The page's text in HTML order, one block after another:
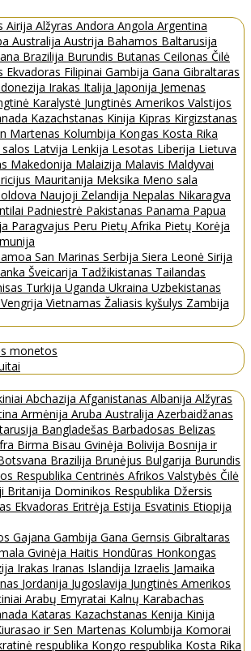
Airija Alžyras Andora Angola Argentina
Australija Austrija Bahamos Baltarusija
Brazilija Burundis Butanas Ceilonas Čilė
Ekvadoras Filipinai Gambija Gana Gibraltaras
Irakas Italija Japonija Jemenas
Karalystė Jungtinės Amerikos Valstijos
Kazachstanas Kinija Kipras Kirgizstanas
Martenas Kolumbija Kongas Kosta Rika
Latvija Lenkija Lesotas Liberija Lietuva
Makedonija Malaizija Malavis Maldyvai
Mauritanija Meksika Meno sala
Naujoji Zelandija Nepalas Nikaragva
Padniestrė Pakistanas Panama Papua
Paragvajus Peru Pietų Afrika Pietų Korėja
San Marinas Serbija Siera Leonė Sirija
Šveicarija Tadžikistanas Tailandas
Turkija Uganda Ukraina Uzbekistanas
Vengrija Vietnamas Žaliasis kyšulys Zambija
monetos
Abchazija Afganistanas Albanija Alžyras
Armėnija Aruba Australija Azerbaidžanas
Bangladešas Barbadosas Belizas
Birma Bisau Gvinėja Bolivija Bosnija ir
Brazilija Brunėjus Bulgarija Burundis
Respublika Centrinės Afrikos Valstybės Čilė
Britanija Dominikos Respublika Džersis
Ekvadoras Eritrėja Estija Esvatinis Etiopija
Gajana Gambija Gana Gernsis Gibraltaras
Gvinėja Haitis Hondūras Honkongas
Irakas Iranas Islandija Izraelis Jamaika
Jordanija Jugoslavija Jungtinės Amerikos
Arabų Emyratai Kalnų Karabachas
Kataras Kazachstanas Kenija Kinija
ir Sen Martenas Kolumbija Komorai
respublika Kongo respublika Kosta Rika